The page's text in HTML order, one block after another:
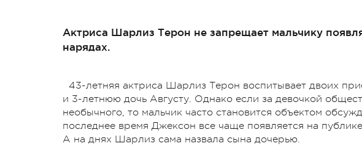
Актриса Шарлиз Терон не запрещает мальчику
нарядах.
43-летняя актриса Шарлиз Терон воспитывает двоих
и 3-летнюю дочь Августу. Однако если за девочкой
необычного, то мальчик часто становится объектом
последнее время Джексон все чаще появляется на
А на днях Шарлиз сама назвала сына дочерью.